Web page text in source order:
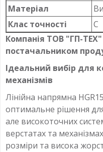
Матеріал
Клас точності
C
Компанія ТОВ "ГП-
постачальником
Ідеальний вибір для
механізмів
Лінійна напрямна
оптимальне рішення
але високоточних
верстатах та
розміри та висока